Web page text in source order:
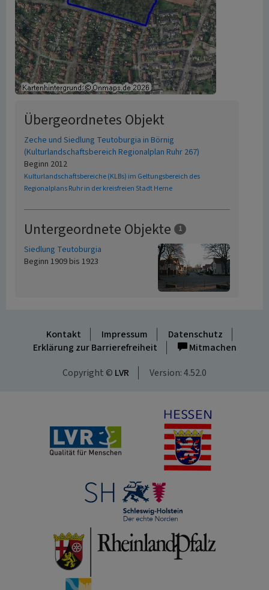
Übergeordnetes Objekt
Zeche und Siedlung Teutoburgia in Börnig
(Kulturlandschaftsbereich Regionalplan Ruhr 267)
Beginn 2012
Kulturlandschaftsbereiche (KLBs) im Geltungsbereich des
Regionalplans Ruhr in der kreisfreien Stadt Herne
Untergeordnete Objekte 1
Siedlung Teutoburgia
Beginn 1909 bis 1923
Kontakt Impressum
Datenschutz
Erklärung zur Barrierefreiheit
Mitmachen
Copyright © LVR Version: 4.52.0